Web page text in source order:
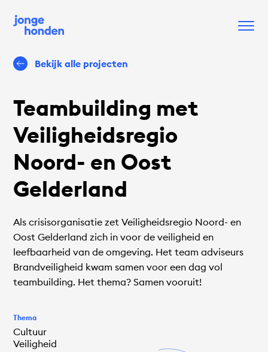
Bekijk alle projecten
Teambuilding met
Veiligheidsregio
Noord- en Oost
Gelderland
Als crisisorganisatie zet Veiligheidsregio Noord- en
Oost Gelderland zich in voor de veiligheid en
leefbaarheid van de omgeving. Het team adviseurs
Brandveiligheid kwam samen voor een dag vol
teambuilding. Het thema? Samen vooruit!
Thema
Cultuur
Veiligheid